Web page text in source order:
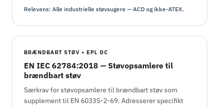
Relevans: Alle industrielle støvsugere — ACD og ikke-ATEX.
BRÆNDBART STØV • EPL DC
EN IEC 62784:2018 — Støvopsamlere til
brændbart støv
Særkrav for støvopsamlere til brændbart støv som
supplement til EN 60335-2-69. Adresserer specifikt